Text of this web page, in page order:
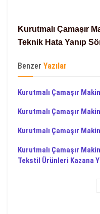
Kurutmalı Çamaşır
Teknik Hata Yanıp
Benzer Yazılar
Kurutmalı Çamaşır
Kurutmalı Çamaşır
Kurutmalı Çamaşır
Kurutmalı Çamaşır
Tekstil Ürünleri Kazana